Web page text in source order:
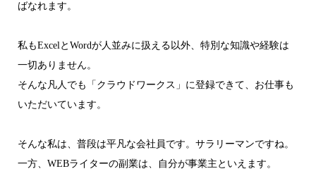
ばなれます。
私もExcelとWordが人並みに扱える以外、特別な知識や経験は
一切ありません。
そんな凡人でも「クラウドワークス」に登録できて、お仕事も
いただいています。
そんな私は、普段は平凡な会社員です。サラリーマンですね。
一方、WEBライターの副業は、自分が事業主といえます。